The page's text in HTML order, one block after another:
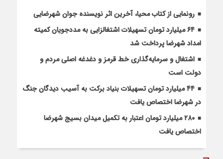
رونمایی از کتاب محیا، آخرین اثر نویسنده جوان شهرضایی
۶۴ میلیارد تومان تسهیلات اشتغالزایی به مددجویان کمیته
امداد شهرضا پرداخت شد
اشتغال و سرمایه‌گذاری خط قرمز و دغدغه اصلی مردم و
دولت است
۴۴ میلیارد تومان تسهیلات بنیاد برکت به آسیب دیدگان جنگ
در شهرضا اختصاص یافت
۲۸۰ میلیارد تومان اعتبار به تکمیل میدان بسیج شهرضا
اختصاص یافت